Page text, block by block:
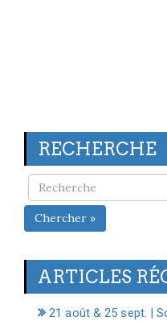
RECHERCHE
Chercher »
ARTICLES
21 août & 25 sept. |